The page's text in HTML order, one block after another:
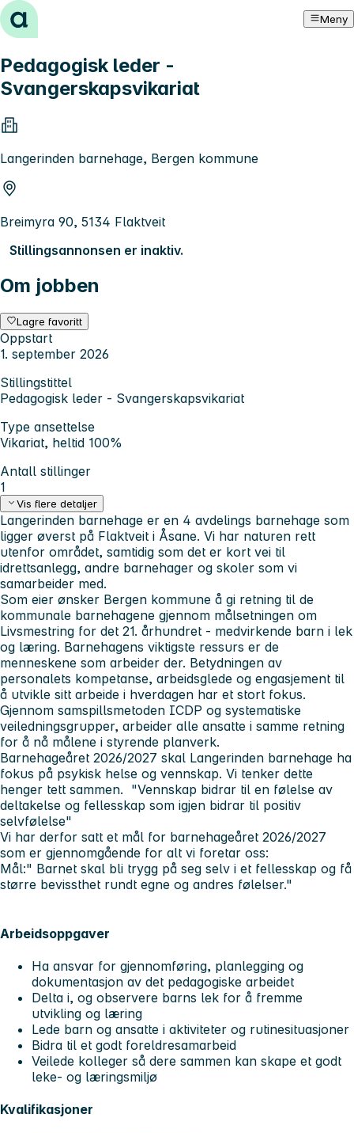
Hopp til innhold Meny
Pedagogisk leder -
Svangerskapsvikariat
Langerinden barnehage, Bergen kommune
Breimyra 90, 5134 Flaktveit
Stillingsannonsen er inaktiv.
Om jobben
Lagre favoritt
Oppstart
1. september 2026
Stillingstittel
Pedagogisk leder - Svangerskapsvikariat
Type ansettelse
Vikariat, heltid 100%
Antall stillinger
1
Vis flere detaljer
Langerinden barnehage er en 4 avdelings barnehage som
ligger øverst på Flaktveit i Åsane. Vi har naturen rett
utenfor området, samtidig som det er kort vei til
idrettsanlegg, andre barnehager og skoler som vi
samarbeider med.
Som eier ønsker Bergen kommune å gi retning til de
kommunale barnehagene gjennom målsetningen om
Livsmestring for det 21. århundret - medvirkende barn i lek
og læring. Barnehagens viktigste ressurs er de
menneskene som arbeider der. Betydningen av
personalets kompetanse, arbeidsglede og engasjement til
å utvikle sitt arbeide i hverdagen har et stort fokus.
Gjennom samspillsmetoden ICDP og systematiske
veiledningsgrupper, arbeider alle ansatte i samme retning
for å nå målene i styrende planverk.
Barnehageåret 2026/2027 skal Langerinden barnehage ha
fokus på psykisk helse og vennskap. Vi tenker dette
henger tett sammen. "Vennskap bidrar til en følelse av
deltakelse og fellesskap som igjen bidrar til positiv
selvfølelse"
Vi har derfor satt et mål for barnehageåret 2026/2027
som er gjennomgående for alt vi foretar oss:
Mål:" Barnet skal bli trygg på seg selv i et fellesskap og få
større bevissthet rundt egne og andres følelser."
Arbeidsoppgaver
Ha ansvar for gjennomføring, planlegging og
dokumentasjon av det pedagogiske arbeidet
Delta i, og observere barns lek for å fremme
utvikling og læring
Lede barn og ansatte i aktiviteter og rutinesituasjoner
Bidra til et godt foreldresamarbeid
Veilede kolleger så dere sammen kan skape et godt
leke- og læringsmiljø
Kvalifikasjoner